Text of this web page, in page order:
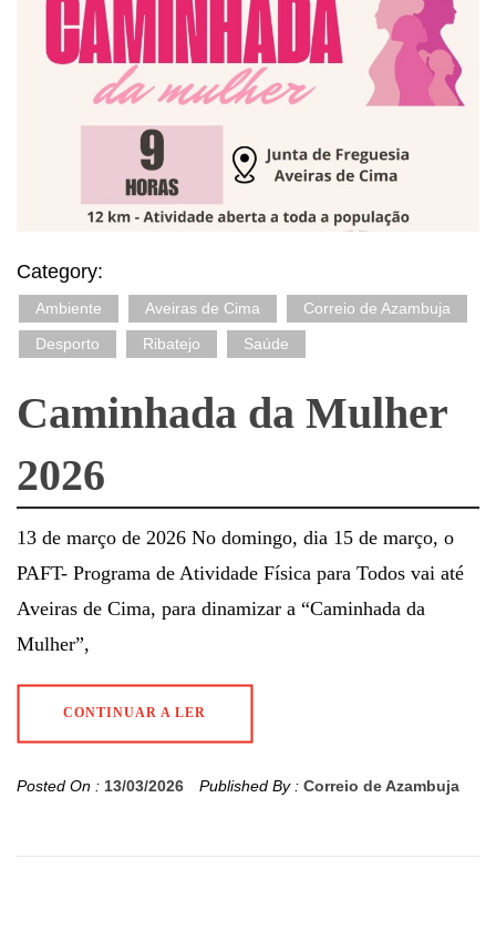
Category:
Ambiente Aveiras de Cima
Correio de Azambuja
Desporto
Ribatejo Saúde
Caminhada da Mulher
2026
13 de março de 2026 No domingo, dia 15 de março, o
PAFT- Programa de Atividade Física para Todos vai até
Aveiras de Cima, para dinamizar a “Caminhada da
Mulher”,
CONTINUAR A LER
Posted On : 13/03/2026 Published By : Correio de Azambuja